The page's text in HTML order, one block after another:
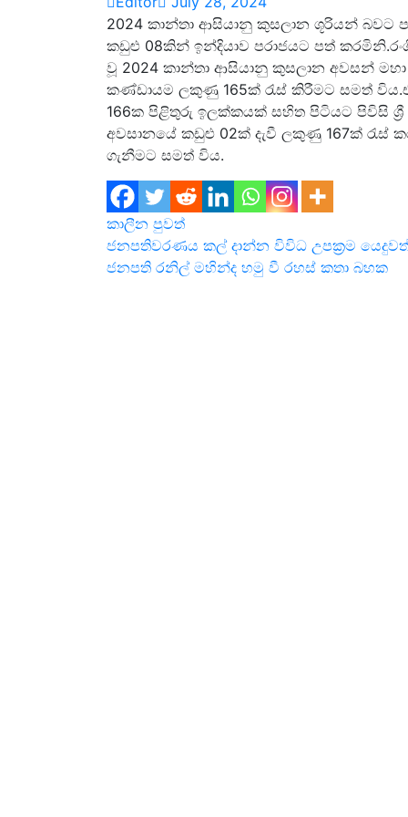
2024 කාන්තා ආසියානු කුසලාන ශූරියන් බවට
කඩුළු 08කින් ඉන්දියාව පරාජයට පත්
වූ 2024 කාන්තා ආසියානු කුසලාන අවසන්
කණ්ඩායම ලකුණු 165ක් රැස් කිරීමට සමත්
166ක පිළිතුරු ඉලක්කයක් සහිත පිටියට පිවිසි ශ්‍රී
අවසානයේ කඩුළු 02ක් දැවී ලකුණු 167ක්
ගැනීමට සමත් විය.
කාලීන පුවත්
Post
navigation
ජනපතිවරණය කල් දාන්න විවිධ උපක්‍රම
ජනපති රනිල් මහින්ද හමු වී රහස් කතා බහක